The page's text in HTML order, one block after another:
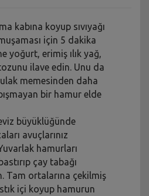
kabına koyup sıvıyağı
için 5 dakika
yoğurt, erimiş ılık yağ,
ilave edin. Unu da
memesinden daha
bir hamur elde
büyüklüğünde
avuçlarınız
hamurları
çay tabağı
Tam ortalarına çekilmiş
içi koyup hamurun